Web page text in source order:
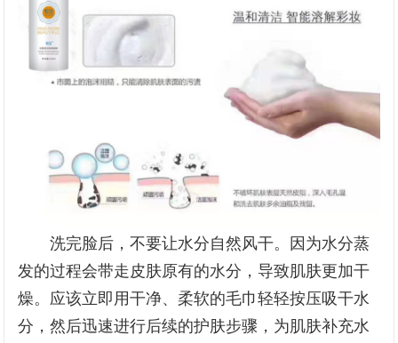
洗完脸后，不要让水分自然风干。因为水分蒸
发的过程会带走皮肤原有的水分，导致肌肤更加干
燥。应该立即用干净、柔软的毛巾轻轻按压吸干水
分，然后迅速进行后续的护肤步骤，为肌肤补充水